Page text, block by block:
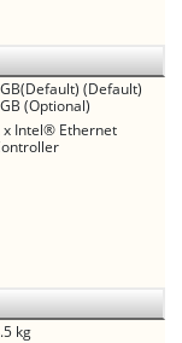
(Default)
(Optional)
x Intel® Ethernet
kg